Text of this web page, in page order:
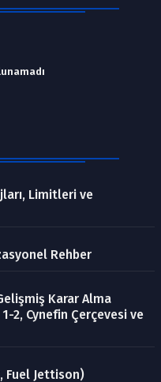
Limitleri ve
Rehber
Karar Alma
2, Cynefin Çerçevesi ve
Fuel Jettison)